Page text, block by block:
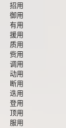
招用
御用
有用
援用
质用
赀用
调用
动用
断用
迭用
登用
顶用
服用